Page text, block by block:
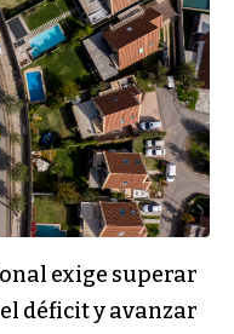
exige superar
déficit y avanzar